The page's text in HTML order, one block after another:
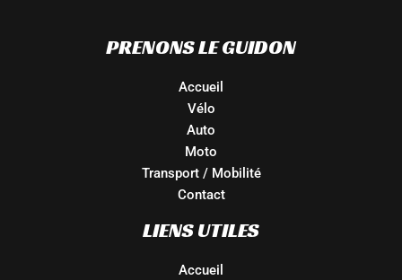
PRENONS LE GUIDON
Accueil
Vélo
Auto
Moto
Transport / Mobilité
Contact
LIENS UTILES
Accueil